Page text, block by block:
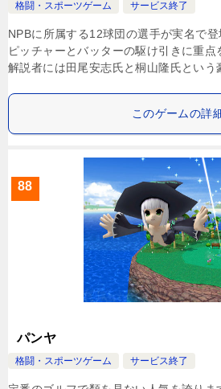
格闘・スポーツゲーム サービス終了
NPBに所属する12球団の選手が実名で登
ピッチャーとバッターの駆け引きに重点
解説者には田尾安志氏と桐山隆氏という
このゲームの詳
88
パンヤ
格闘・スポーツゲーム サービス終了